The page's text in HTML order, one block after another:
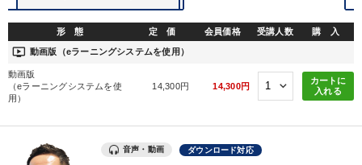
形 態 定 価 会員価格 受講人数 購 入
ondemand_video 動画版（eラーニングシステムを使用）
動画版
（eラーニングシステムを使
用）
14,300円 14,300円
カートに
入れる
音声・動画 ダウンロード対応